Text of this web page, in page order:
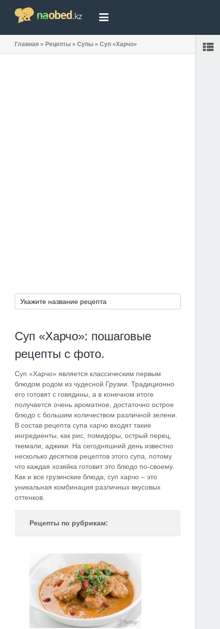
Главная » Рецепты » Супы » Суп «Харчо»
Суп «Харчо»: пошаговые
рецепты с фото.
Суп «Харчо» является классическим первым
блюдом родом из чудесной Грузии. Традиционно
его готовят с говядины, а в конечном итоге
получается очень ароматное, достаточно острое
блюдо с большим количеством различной зелени.
В состав рецепта супа харчо входят такие
ингредиенты, как рис, помидоры, острый перец,
ткемали, аджики. На сегодняшний день известно
несколько десятков рецептов этого супа, потому
что каждая хозяйка готовит это блюдо по-своему.
Как и все грузинские блюда, суп харчо – это
уникальная комбинация различных вкусовых
оттенков.
Рецепты по рубрикам: